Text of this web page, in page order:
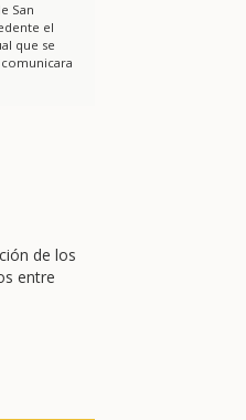
San
el
que se
de los
entre